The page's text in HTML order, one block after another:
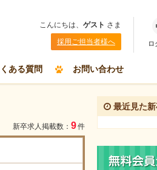
こんにちは、 ゲスト さま
採用ご担当者様へ
ロ
ある質問 お問い合わせ
新卒求人掲載数： 9件
最近見た